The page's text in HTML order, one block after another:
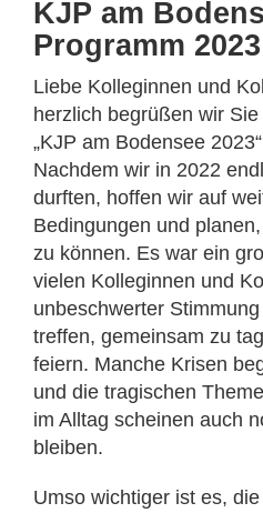
KJP am
Programm
Liebe Kolleginnen und
herzlich begrüßen wir
„KJP am Bodensee
Nachdem wir in 2022
durften, hoffen wir auf
Bedingungen und
zu können. Es war ein
vielen Kolleginnen und
unbeschwerter
treffen, gemeinsam zu
feiern. Manche Krisen
und die tragischen
im Alltag scheinen auch
bleiben.
Umso wichtiger ist es,